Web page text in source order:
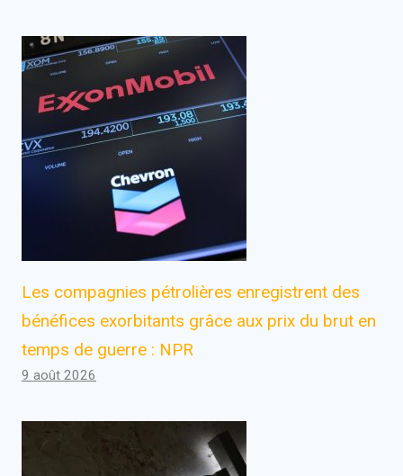
Les compagnies pétrolières enregistrent des
bénéfices exorbitants grâce aux prix du brut en
temps de guerre : NPR
9 août 2026